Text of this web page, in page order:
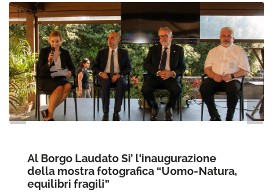
Al Borgo Laudato Si’ l'inaugurazione
della mostra fotografica “Uomo-Natura,
equilibri fragili”